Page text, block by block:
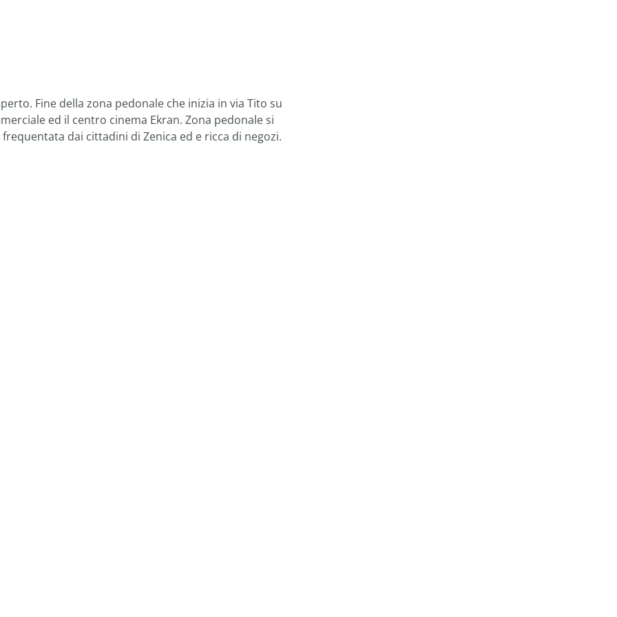
Fine della zona pedonale che inizia in via Tito su
ed il centro cinema Ekran. Zona pedonale si
dai cittadini di Zenica ed e ricca di negozi.